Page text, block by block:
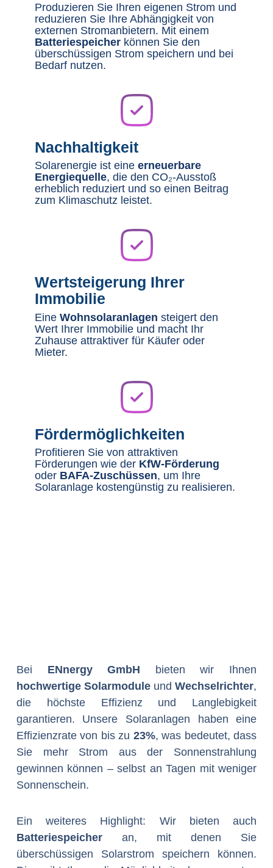
Produzieren Sie Ihren eigenen Strom und
reduzieren Sie Ihre Abhängigkeit von
externen Stromanbietern. Mit einem
Batteriespeicherkönnen Sie den
überschüssigen Strom speichern und bei
Bedarf nutzen.
Nachhaltigkeit
Solarenergie ist eine erneuerbare
Energiequelle, die den CO₂-Ausstoß
erheblich reduziert und so einen Beitrag
zum Klimaschutz leistet.
Wertsteigerung Ihrer
Immobilie
Eine Wohnsolaranlagen steigert den
Wert Ihrer Immobilie und macht Ihr
Zuhause attraktiver für Käufer oder
Mieter.
Fördermöglichkeiten
Profitieren Sie von attraktiven
Förderungen wie der KfW-Förderung
oder BAFA-Zuschüssen, um Ihre
Solaranlage kostengünstig zu realisieren.
Bei ENnergy GmbH bieten wir Ihnen
hochwertige SolarmoduleundWechselrichter,
die höchste Effizienz und Langlebigkeit
garantieren. Unsere Solaranlagen haben eine
Effizienzrate von bis zu 23%, was bedeutet, dass
Sie mehr Strom aus der Sonnenstrahlung
gewinnen können – selbst an Tagen mit weniger
Sonnenschein.
Ein weiteres Highlight: Wir bieten auch
Batteriespeicheran, mit denen Sie
überschüssigen Solarstrom speichern können.